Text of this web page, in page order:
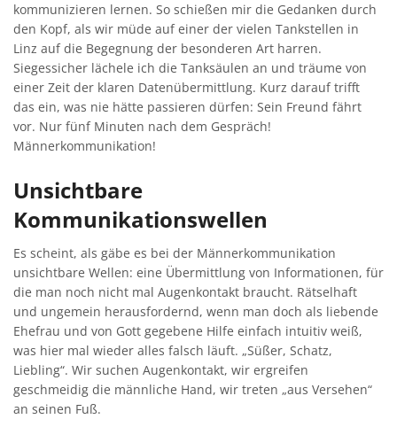
kommunizieren lernen. So schießen mir die Gedanken durch
den Kopf, als wir müde auf einer der vielen Tankstellen in
Linz auf die Begegnung der besonderen Art harren.
Siegessicher lächele ich die Tanksäulen an und träume von
einer Zeit der klaren Datenübermittlung. Kurz darauf trifft
das ein, was nie hätte passieren dürfen: Sein Freund fährt
vor. Nur fünf Minuten nach dem Gespräch!
Männerkommunikation!
Unsichtbare
Kommunikationswellen
Es scheint, als gäbe es bei der Männerkommunikation
unsichtbare Wellen: eine Übermittlung von Informationen, für
die man noch nicht mal Augenkontakt braucht. Rätselhaft
und ungemein herausfordernd, wenn man doch als liebende
Ehefrau und von Gott gegebene Hilfe einfach intuitiv weiß,
was hier mal wieder alles falsch läuft. „Süßer, Schatz,
Liebling“. Wir suchen Augenkontakt, wir ergreifen
geschmeidig die männliche Hand, wir treten „aus Versehen“
an seinen Fuß.